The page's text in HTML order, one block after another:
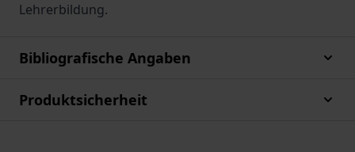
Lehrerbildung.
Bibliografische Angaben
Produktsicherheit